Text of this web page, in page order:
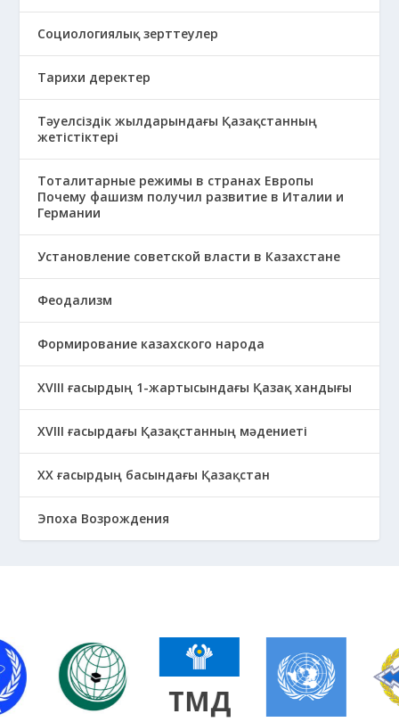
Социологиялық зерттеулер
Тарихи деректер
Тәуелсіздік жылдарындағы Қазақстанның
жетістіктері
Тоталитарные режимы в странах Европы
Почему фашизм получил развитие в Италии и
Германии
Установление советской власти в Казахстане
Феодализм
Формирование казахского народа
ХVIII ғасырдың 1-жартысындағы Қазақ хандығы
ХVІІІ ғасырдағы Қазақстанның мәдениеті
ХХ ғасырдың басындағы Қазақстан
Эпоха Возрождения
ТМД